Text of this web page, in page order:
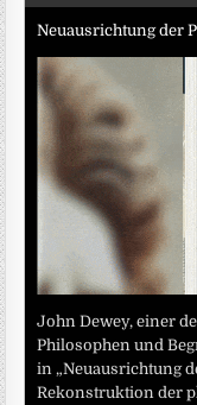
Neuausrichtung der
John Dewey, einer
Philosophen und
in „Neuausrichtung
Rekonstruktion der